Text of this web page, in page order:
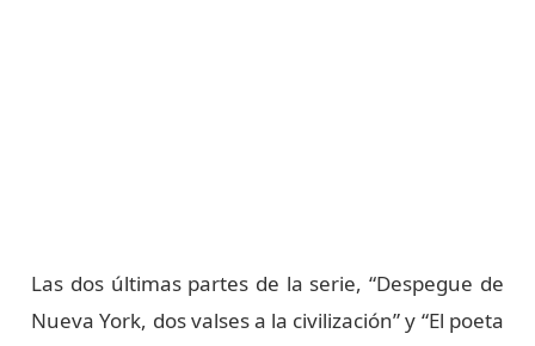
Las dos últimas partes de la serie, “Despegue de
Nueva York, dos valses a la civilización” y “El poeta